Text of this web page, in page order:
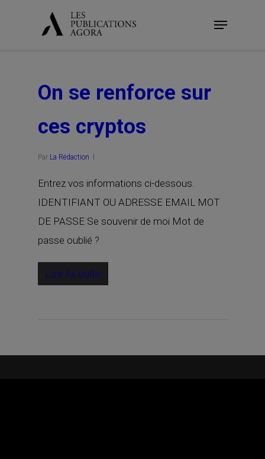
Menu
On se renforce sur
ces cryptos
Par La Rédaction
Entrez vos informations ci-dessous.
IDENTIFIANT OU ADRESSE EMAIL MOT
DE PASSE Se souvenir de moi Mot de
passe oublié ?
Lire la suite